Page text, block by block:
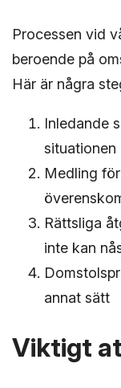
Processen vid
beroende på
Här är några
Inledande
situationen
Medling
Rättsliga
inte kan
annat sätt
Viktigt